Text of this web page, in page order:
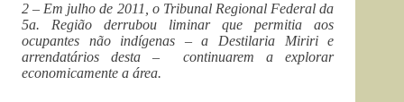
2 – Em julho de 2011, o Tribunal Regional Federal da
5a. Região derrubou liminar que permitia aos
ocupantes não indígenas – a Destilaria Miriri e
arrendatários desta – continuarem a explorar
economicamente a área.